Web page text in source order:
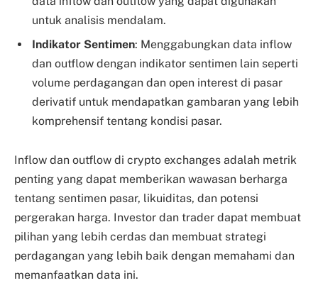
untuk analisis mendalam.
Indikator Sentimen: Menggabungkan data inflow
dan outflow dengan indikator sentimen lain seperti
volume perdagangan dan open interest di pasar
derivatif untuk mendapatkan gambaran yang lebih
komprehensif tentang kondisi pasar.
Inflow dan outflow di crypto exchanges adalah metrik
penting yang dapat memberikan wawasan berharga
tentang sentimen pasar, likuiditas, dan potensi
pergerakan harga. Investor dan trader dapat membuat
pilihan yang lebih cerdas dan membuat strategi
perdagangan yang lebih baik dengan memahami dan
memanfaatkan data ini.